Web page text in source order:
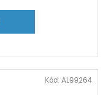
Kód: AL99264